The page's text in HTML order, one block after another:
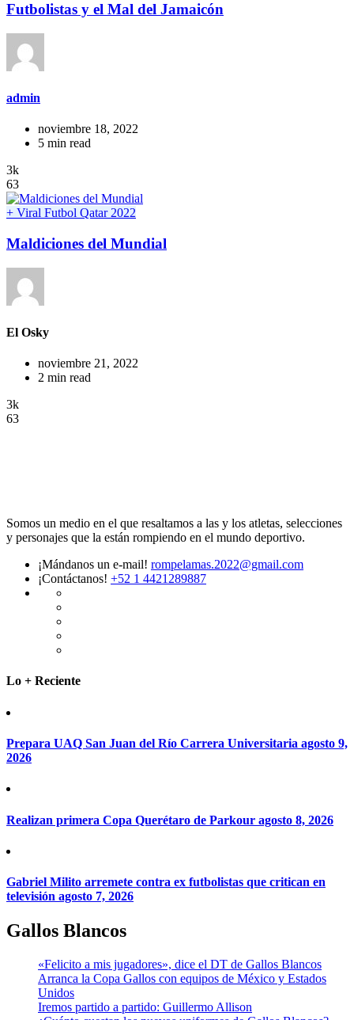
Futbolistas y el Mal del Jamaicón
admin
noviembre 18, 2022
5 min read
3k
63
+ Viral Futbol Qatar 2022
Maldiciones del Mundial
El Osky
noviembre 21, 2022
2 min read
3k
63
Somos un medio en el que resaltamos a las y los atletas, selecciones
y personajes que la están rompiendo en el mundo deportivo.
¡Mándanos un e-mail! rompelamas.2022@gmail.com
¡Contáctanos! +52 1 4421289887
Lo + Reciente
Prepara UAQ San Juan del Río Carrera Universitaria agosto 9,
2026
Realizan primera Copa Querétaro de Parkour agosto 8, 2026
Gabriel Milito arremete contra ex futbolistas que critican en
televisión agosto 7, 2026
Gallos Blancos
«Felicito a mis jugadores», dice el DT de Gallos Blancos
Arranca la Copa Gallos con equipos de México y Estados
Unidos
Iremos partido a partido: Guillermo Allison